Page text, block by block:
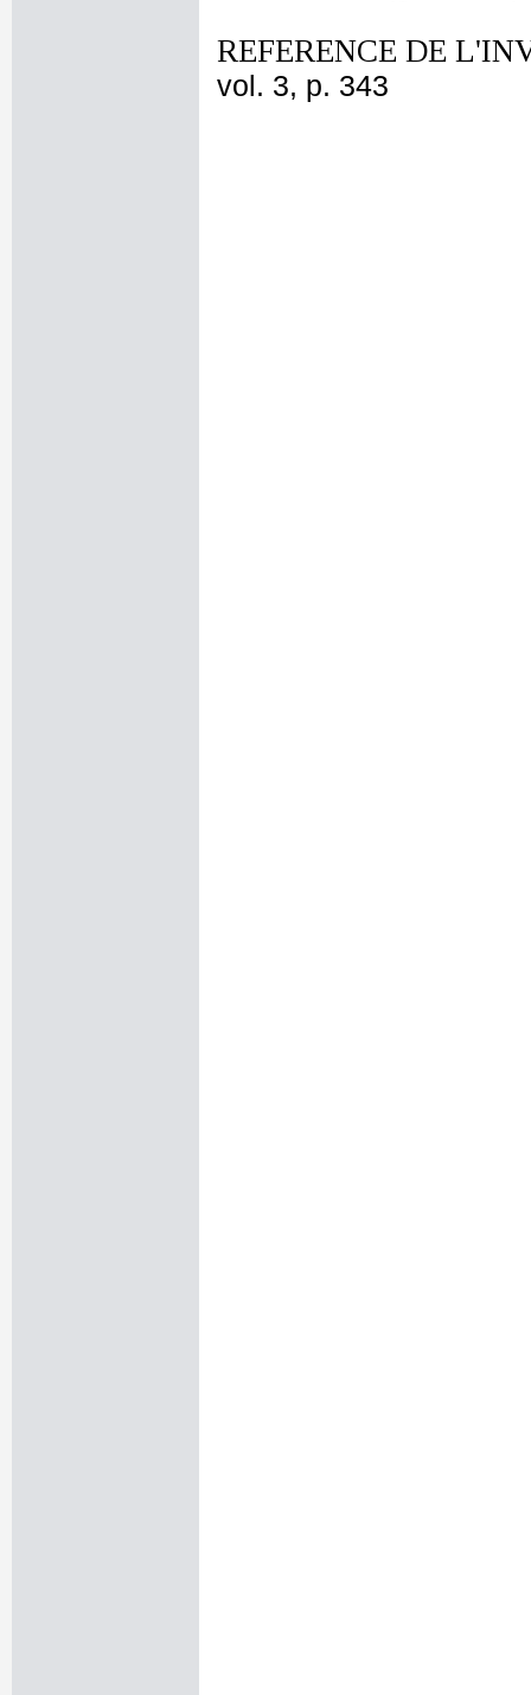
REFERENCE DE
vol. 3, p. 343